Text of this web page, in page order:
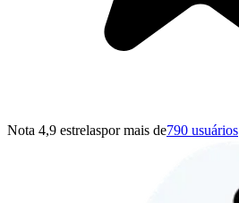
Nota 4,9 estrelaspor mais de790 usuários